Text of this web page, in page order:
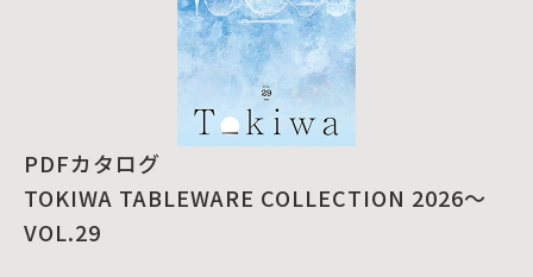
PDFカタログ
TOKIWA TABLEWARE COLLECTION 2026～
VOL.29